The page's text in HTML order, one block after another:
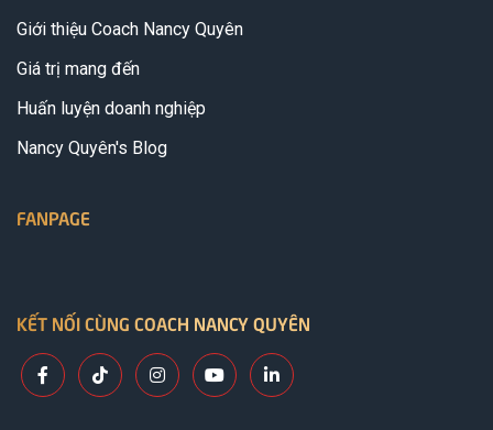
Giới thiệu Coach Nancy Quyên
Giá trị mang đến
Huấn luyện doanh nghiệp
Nancy Quyên's Blog
FANPAGE
KẾT NỐI CÙNG COACH NANCY QUYÊN